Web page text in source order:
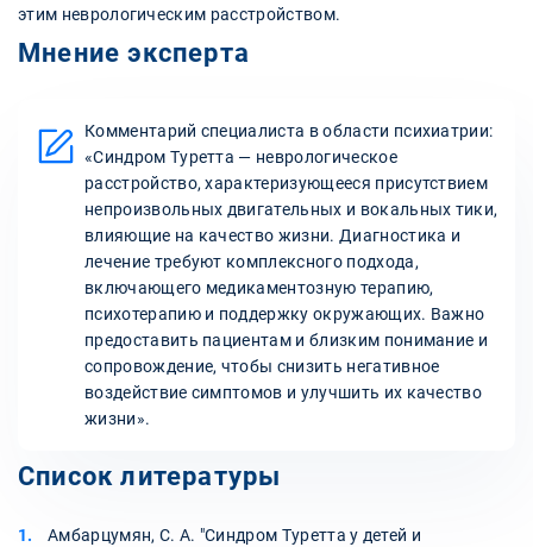
этим неврологическим расстройством.
Мнение эксперта
Комментарий специалиста в области психиатрии:
«Синдром Туретта — неврологическое
расстройство, характеризующееся присутствием
непроизвольных двигательных и вокальных тики,
влияющие на качество жизни. Диагностика и
лечение требуют комплексного подхода,
включающего медикаментозную терапию,
психотерапию и поддержку окружающих. Важно
предоставить пациентам и близким понимание и
сопровождение, чтобы снизить негативное
воздействие симптомов и улучшить их качество
жизни».
Список литературы
Амбарцумян, С. А. "Синдром Туретта у детей и